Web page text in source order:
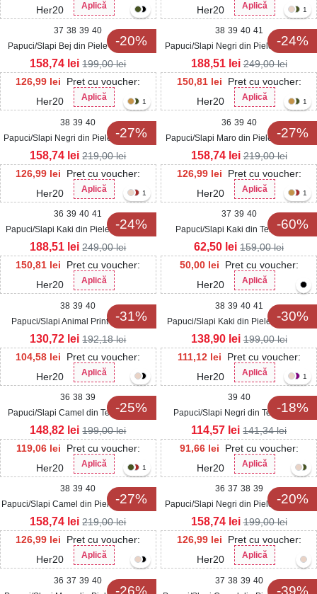
Her20
Aplică
Her20
Aplică
-20%
37 38 39 40
Papuci/Slapi Bej din Piele Ecologica
Intoarsa Atray
126,99 lei
Pret cu voucher:
Her20
Aplică
158,74 lei 199,00lei
-24%
1
38 39 40 41
Papuci/Slapi Negri din Piele Ecologica
Intoarsa Kinra
150,81 lei
Pret cu voucher:
Her20
Aplică
188,51 lei 249,00lei
-27%
1
38 39 40
Papuci/Slapi Negri din Piele Ecologica
Intoarsa Marnia
126,99 lei
Pret cu voucher:
Her20
Aplică
158,74 lei 219,00lei
-27%
1
36 39 40
Papuci/Slapi Maro din Piele Ecologica
Intoarsa Marnia
126,99 lei
Pret cu voucher:
Her20
Aplică
158,74 lei 219,00lei
-24%
1
36 39 40 41
Papuci/Slapi Kaki din Piele Ecologica
Intoarsa Kinra
150,81 lei
Pret cu voucher:
Her20
Aplică
188,51 lei 249,00lei
-60%
1
37 39 40
Papuci/Slapi Kaki din Textil Daria
50,00 lei
Pret cu voucher:
Her20
Aplică
62,50 lei 159,00lei
-31%
38 39 40
Papuci/Slapi Animal Print din Piele
Ecologica Intoarsa Catherine
104,58 lei
Pret cu voucher:
Her20
Aplică
130,72 lei 192,18lei
-30%
38 39 40 41
Papuci/Slapi Kaki din Piele Ecologica
Intoarsa Avley
111,12 lei
Pret cu voucher:
Her20
Aplică
138,90 lei 199,00lei
-25%
36 38 39
Papuci/Slapi Camel din Textil Navari
119,06 lei
Pret cu voucher:
Her20
Aplică
148,82 lei 199,00lei
-18%
1
39 40
Papuci/Slapi Negri din Textil Meya
91,66 lei
Pret cu voucher:
Her20
Aplică
114,57 lei 141,34lei
-27%
1
38 39 40
Papuci/Slapi Camel din Piele Ecologica
Intoarsa Marnia
126,99 lei
Pret cu voucher:
Her20
Aplică
158,74 lei 219,00lei
-20%
36 37 38 39
Papuci/Slapi Negri din Piele Ecologica
Intoarsa Atray
126,99 lei
Pret cu voucher:
Her20
Aplică
158,74 lei 199,00lei
-26%
36 37 39 40
-39%
37 38 39 40